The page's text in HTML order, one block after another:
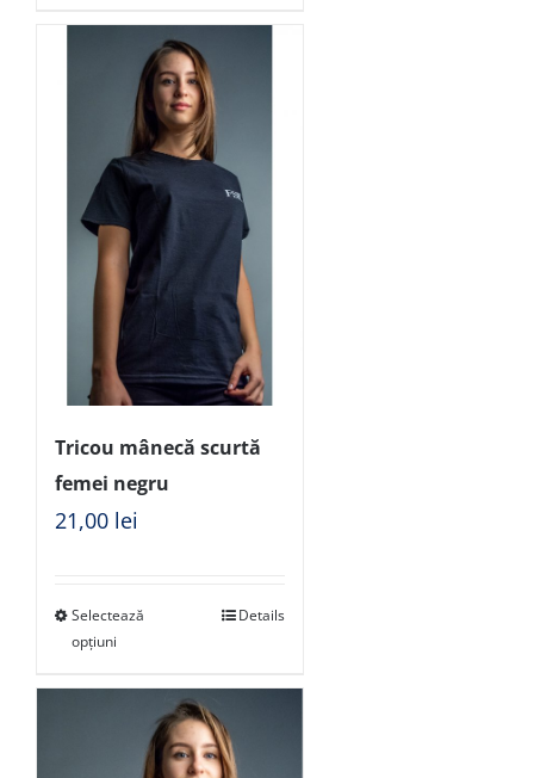
Tricou mânecă scurtă
femei negru
21,00 lei
Selectează
opțiuni
Details